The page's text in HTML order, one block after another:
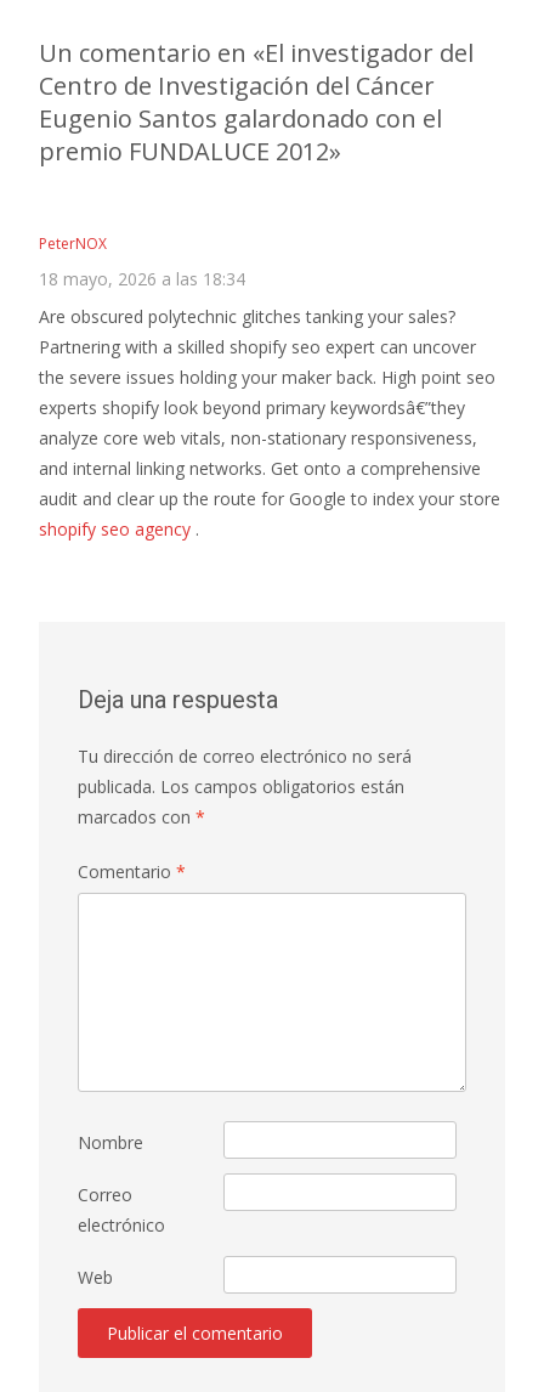
Un comentario en «El investigador del
Centro de Investigación del Cáncer
Eugenio Santos galardonado con el
premio FUNDALUCE 2012»
PeterNOX
18 mayo, 2026 a las 18:34
Are obscured polytechnic glitches tanking your sales?
Partnering with a skilled shopify seo expert can uncover
the severe issues holding your maker back. High point seo
experts shopify look beyond primary keywordsâ€”they
analyze core web vitals, non-stationary responsiveness,
and internal linking networks. Get onto a comprehensive
audit and clear up the route for Google to index your store
shopify seo agency .
Deja una respuesta
Tu dirección de correo electrónico no será
publicada. Los campos obligatorios están
marcados con *
Comentario *
Nombre
Correo
electrónico
Web